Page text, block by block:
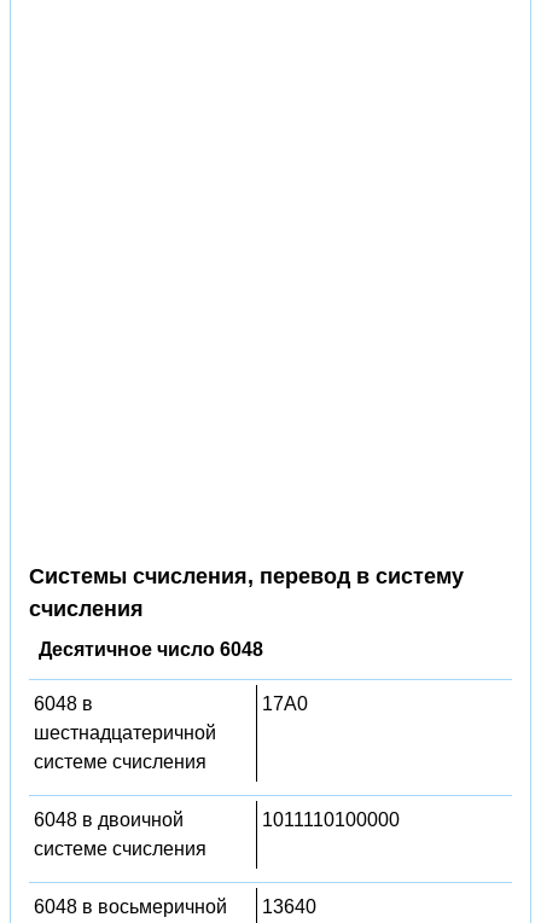
Системы счисления, перевод в систему
счисления
Десятичное число 6048
6048 в
шестнадцатеричной
системе счисления
17A0
6048 в двоичной
системе счисления
1011110100000
6048 в восьмеричной
13640